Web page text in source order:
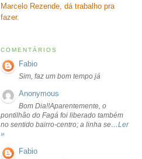
Marcelo Rezende, dá trabalho pra
fazer.
COMENTÁRIOS
Fabio
Sim, faz um bom tempo já
Anonymous
Bom Dia!!Aparentemente, o
pontilhão do Fagá foi liberado também
no sentido bairro-centro; a linha se…Ler
»
Fabio